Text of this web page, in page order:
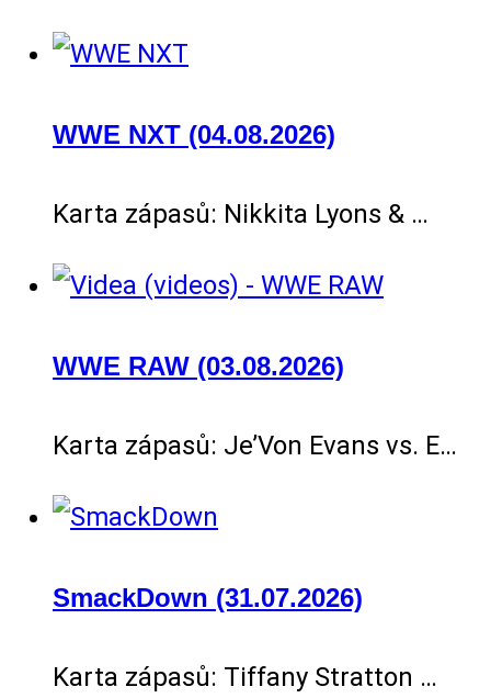
WWE NXT (04.08.2026)
Karta zápasů: Nikkita Lyons & …
WWE RAW (03.08.2026)
Karta zápasů: Je’Von Evans vs. E…
SmackDown (31.07.2026)
Karta zápasů: Tiffany Stratton …